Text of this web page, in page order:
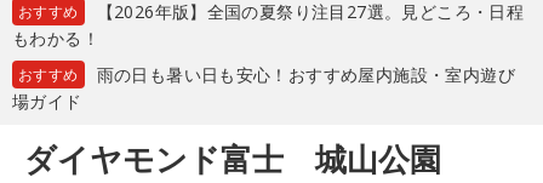
おすすめ
【2026年版】全国の夏祭り注目27選。見どころ・日程
もわかる！
おすすめ
雨の日も暑い日も安心！おすすめ屋内施設・室内遊び
場ガイド
ダイヤモンド富士 城山公園